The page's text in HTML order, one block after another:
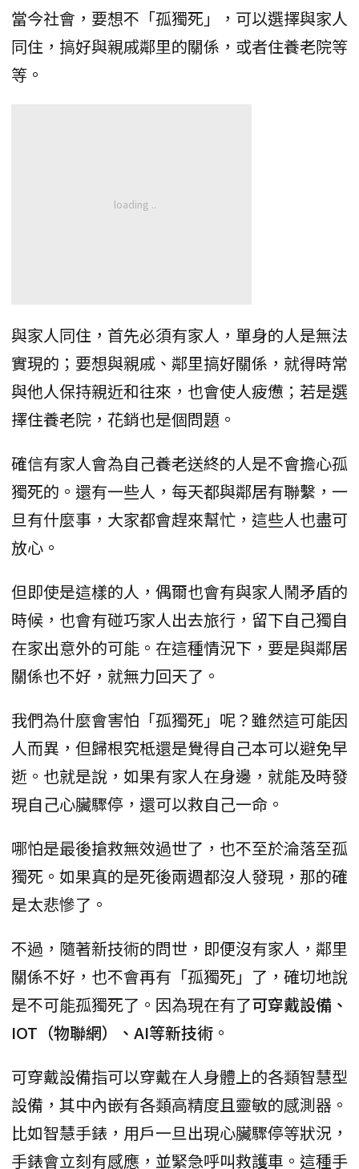
當今社會，要想不「孤獨死」，可以選擇與家人
同住，搞好與親戚鄰里的關係，或者住養老院等
等。
與家人同住，首先必須有家人，單身的人是無法
實現的；要想與親戚、鄰里搞好關係，就得時常
與他人保持親近和往來，也會使人疲憊；若是選
擇住養老院，花銷也是個問題。
確信有家人會為自己養老送終的人是不會擔心孤
獨死的。還有一些人，每天都與鄰居有聯繫，一
旦有什麼事，大家都會趕來幫忙，這些人也盡可
放心。
但即使是這樣的人，偶爾也會有與家人鬧矛盾的
時候，也會有碰巧家人出去旅行，留下自己獨自
在家出意外的可能。在這種情況下，要是與鄰居
關係也不好，就無力回天了。
我們為什麼會害怕「孤獨死」呢？雖然這可能因
人而異，但歸根究柢還是覺得自己本可以避免早
逝。也就是說，如果有家人在身邊，就能及時發
現自己心臟驟停，還可以救自己一命。
哪怕是最後搶救無效過世了，也不至於淪落至孤
獨死。如果真的是死後兩週都沒人發現，那的確
是太悲慘了。
不過，隨著新技術的問世，即便沒有家人，鄰里
關係不好，也不會再有「孤獨死」了，確切地說
是不可能孤獨死了。因為現在有了可穿戴設備、
IOT（物聯網）、AI等新技術 。
可穿戴設備指可以穿戴在人身體上的各類智慧型
設備，其中內嵌有各類高精度且靈敏的感測器。
比如智慧手錶，用戶一旦出現心臟驟停等狀況，
手錶會立刻有感應，並緊急呼叫救護車。這種手